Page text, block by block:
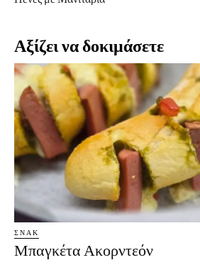
Αξίζει να δοκιμάσετε
ΣΝΑΚ
Μπαγκέτα Ακορντεόν